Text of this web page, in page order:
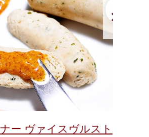
ー ヴァイスヴルスト